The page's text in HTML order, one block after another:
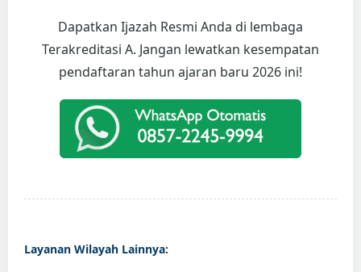
Dapatkan Ijazah Resmi Anda di lembaga
Terakreditasi A. Jangan lewatkan kesempatan
pendaftaran tahun ajaran baru 2026 ini!
Layanan Wilayah Lainnya: